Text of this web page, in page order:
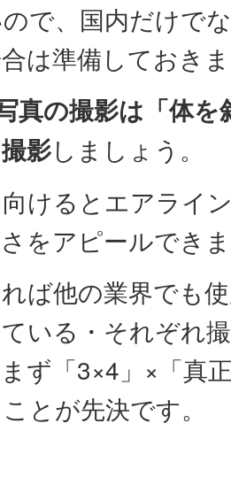
で、国内だけで
は準備しておき
真の撮影は「体
影しましょう。
けるとエアライ
をアピールでき
ば他の業界でも
いる・それぞれ
ず「3×4」×「真
とが先決です。